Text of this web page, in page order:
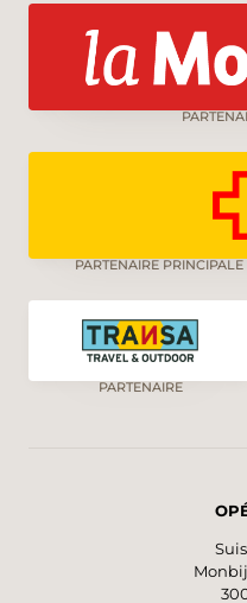
PARTENAIRE
PARTENAIRE